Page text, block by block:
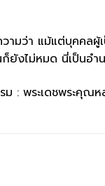
ามว่า แม้แต่บุคคล
ยังไม่หมด นี่เป็นอำ
: พระเดชพระคุณ